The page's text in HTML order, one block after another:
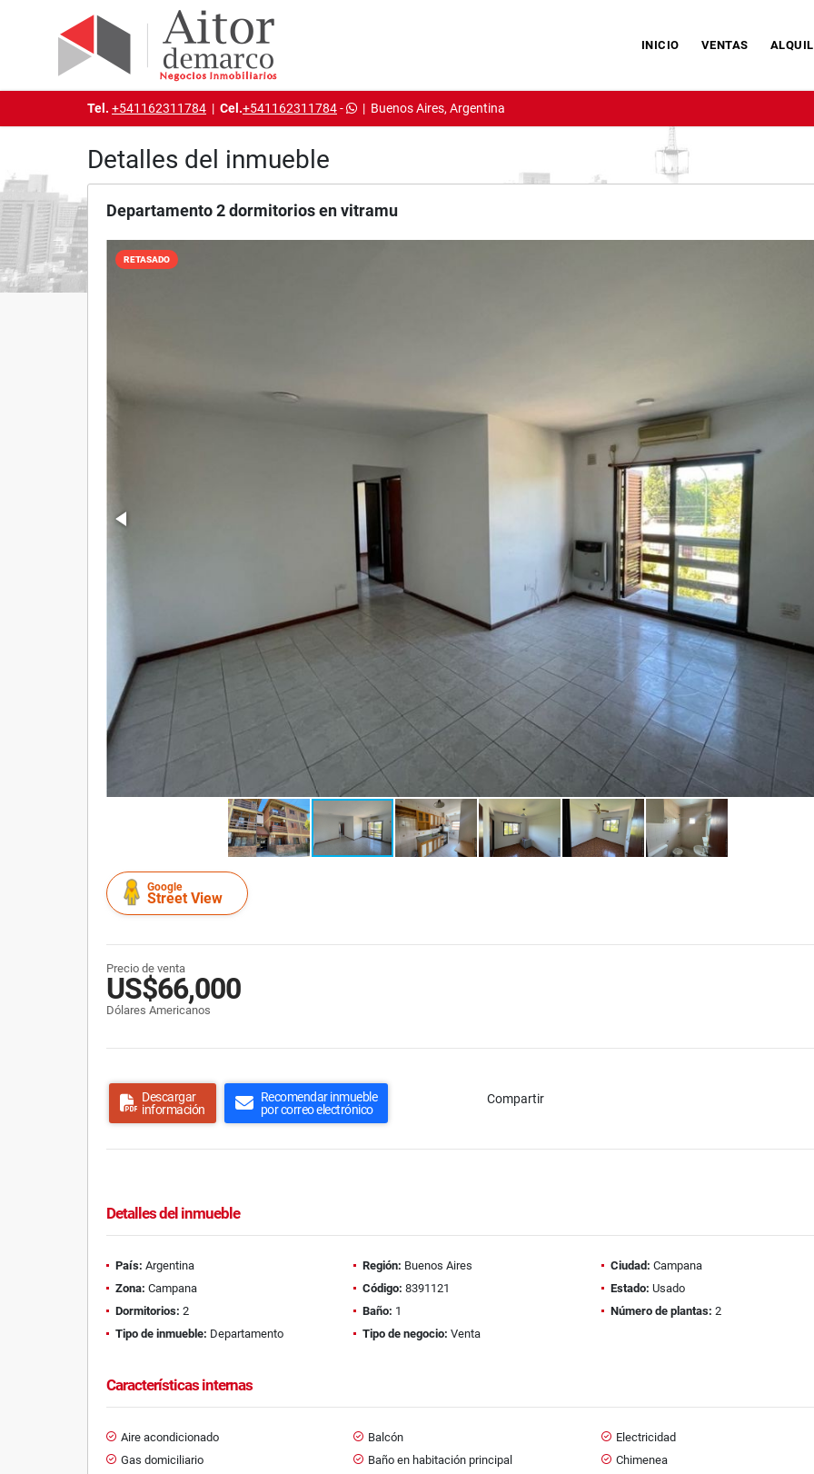
INICIO VENTAS
Tel. +541162311784 | Cel.+541162311784- | Buenos Aires, Argentina
Detalles del inmueble
Departamento 2 dormitorios en vitramu
RETASADO
Google
Street View
Precio de venta
US$66,000
Dólares Americanos
Descargar
información
Recomendar inmueble
por correo electrónico
Compartir
Detalles del inmueble
País: Argentina Región: Buenos Aires Ciudad: Campana
Zona: Campana Código: 8391121 Estado: Usado
Dormitorios: 2 Baño: 1 Número de plantas: 2
Tipo de inmueble: Departamento Tipo de negocio: Venta
Características internas
Aire acondicionado Balcón
Electricidad
Gas domiciliario
Baño en habitación principal Chimenea